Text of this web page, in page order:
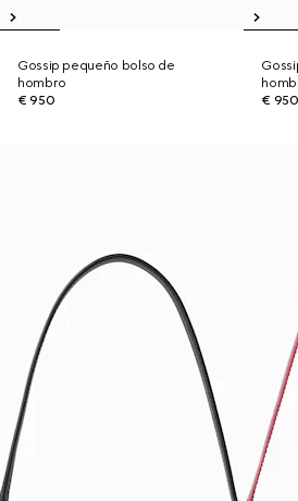
Gossip pequeño bolso de
hombro
€ 950
€ 950